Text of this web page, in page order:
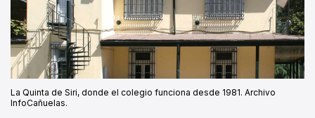
La Quinta de Siri, donde el colegio funciona desde 1981. Archivo
InfoCañuelas.